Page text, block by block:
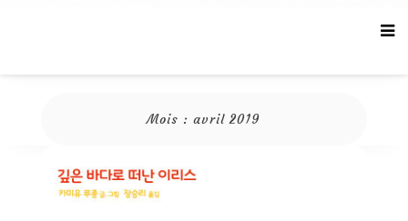
Mois :avril 2019